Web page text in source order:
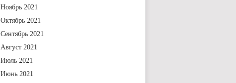
Ноябрь 2021
Октябрь 2021
Сентябрь 2021
Август 2021
Июль 2021
Июнь 2021